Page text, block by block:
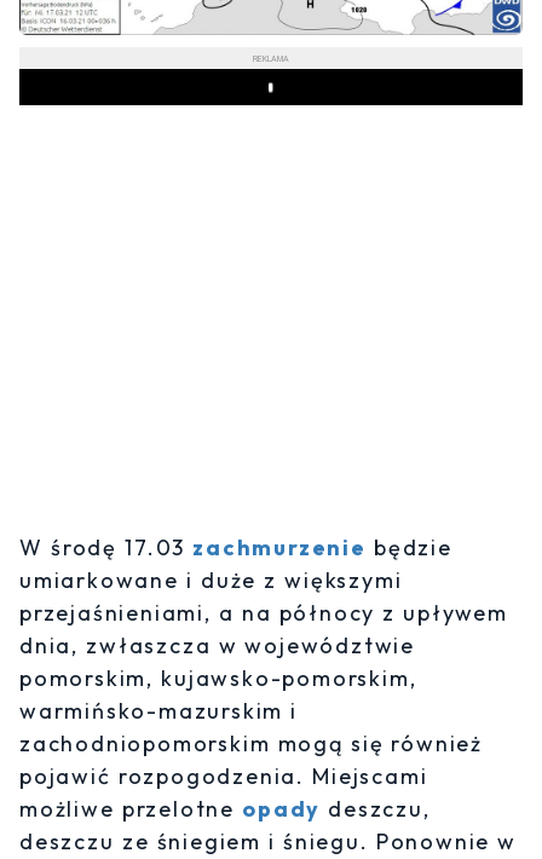
REKLAMA
Play
W środę 17.03 zachmurzenie będzie
umiarkowane i duże z większymi
przejaśnieniami, a na północy z upływem
dnia, zwłaszcza w województwie
pomorskim, kujawsko-pomorskim,
warmińsko-mazurskim i
zachodniopomorskim mogą się również
pojawić rozpogodzenia. Miejscami
możliwe przelotne opady deszczu,
deszczu ze śniegiem i śniegu. Ponownie w